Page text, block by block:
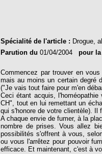
Spécialité de l'article : Drogue,
Parution du01/04/2004pour
Commencez par trouver en
mais au moins un certain degré
("Je vais tout faire pour m'en
Ceci étant acquis,
CH", tout en lui remettant un
qui s'honore de votre clientèle). Il
A chaque envie de fumer, à la
nombre de prises. Vous allez
possibilités s'offrent à vous,
ou vous l'arrêtez pour pouvoir
efficace. Et maintenant, c'est à